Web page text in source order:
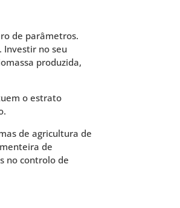
de parâmetros.
Investir no seu
produzida,
o estrato
de agricultura de
de
no controlo de